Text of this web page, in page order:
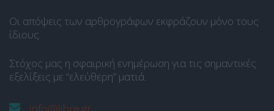
Οι απόψεις των αρθρογράφων εκφράζουν μόνο τους
ίδιους.
Στόχος μας η σφαιρική ενημέρωση για τις σημαντικές
εξελίξεις με “ελεύθερη” ματιά.